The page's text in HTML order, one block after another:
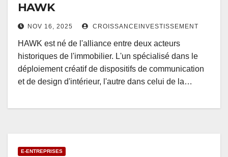
HAWK
NOV 16, 2025 CROISSANCEINVESTISSEMENT
HAWK est né de l'alliance entre deux acteurs
historiques de l'immobilier. L'un spécialisé dans le
déploiement créatif de dispositifs de communication
et de design d'intérieur, l'autre dans celui de la…
E-ENTREPRISES